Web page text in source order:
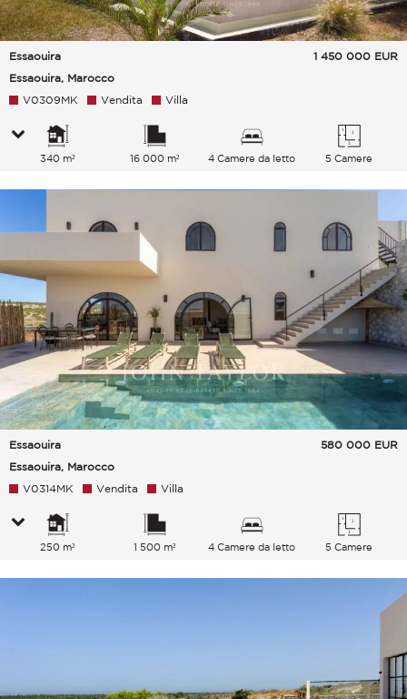
Essaouira
Essaouira, Marocco
1 450 000 EUR
V0309MK Vendita Villa
340 m² 16 000 m² 4 Camere da letto 5 Camere
Essaouira
Essaouira, Marocco
580 000 EUR
V0314MK Vendita Villa
250 m² 1 500 m² 4 Camere da letto 5 Camere